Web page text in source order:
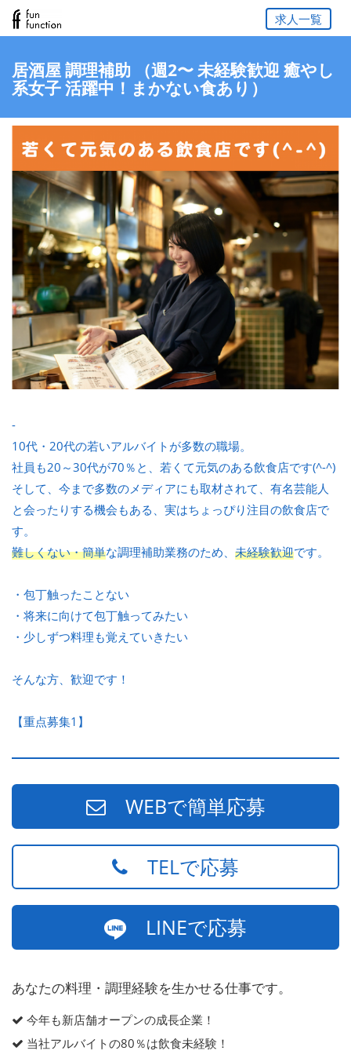
求人一覧
居酒屋 調理補助 （週2〜 未経験歓迎 癒やし
系女子 活躍中！まかない食あり）
-
10代・20代の若いアルバイトが多数の職場。
社員も20～30代が70％と、若くて元気のある飲食店です(^-^)
そして、今まで多数のメディアにも取材されて、有名芸能人
と会ったりする機会もある、実はちょっぴり注目の飲食店で
す。
難しくない・簡単な調理補助業務のため、 未経験歓迎です。
・包丁触ったことない
・将来に向けて包丁触ってみたい
・少しずつ料理も覚えていきたい
そんな方、歓迎です！
【重点募集1】
WEBで簡単応募
TELで応募
LINEで応募
あなたの料理・調理経験を生かせる仕事です。
今年も新店舗オープンの成長企業！
当社アルバイトの80％は飲食未経験！